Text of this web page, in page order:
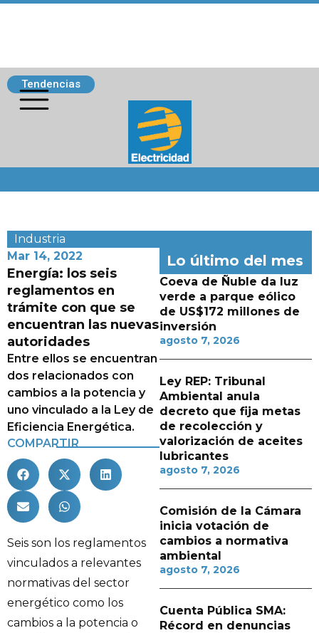
Tendencias
Industria
Mar 14, 2022
Energía: los seis
reglamentos en
trámite con que se
encuentran las nuevas
autoridades
Entre ellos se encuentran
dos relacionados con
cambios a la potencia y
uno vinculado a la Ley de
Eficiencia Energética.
COMPARTIR
Seis son los reglamentos
vinculados a relevantes
normativas del sector
energético como los
cambios a la potencia o
Lo último del mes
Coeva de Ñuble da luz
verde a parque eólico
de US$172 millones de
inversión
agosto 7, 2026
Ley REP: Tribunal
Ambiental anula
decreto que fija metas
de recolección y
valorización de aceites
lubricantes
agosto 7, 2026
Comisión de la Cámara
inicia votación de
cambios a normativa
ambiental
agosto 7, 2026
Cuenta Pública SMA:
Récord en denuncias